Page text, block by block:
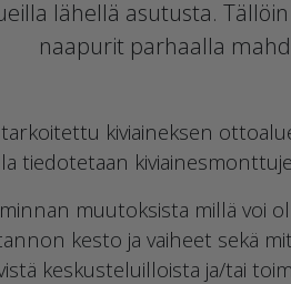
lähellä asutusta.
naapurit parhaalla
kiviaineksen
tiedotetaan
muutoksista millä voi
kesto ja vaiheet sekä
keskusteluilloista ja/tai